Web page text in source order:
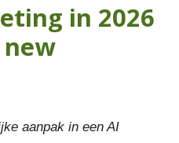
in 2026
new
aanpak in een AI